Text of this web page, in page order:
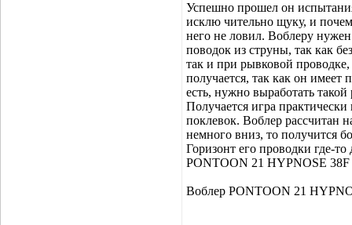
Успешно прошел он
исклю чительно щуку, и
него не ловил. Воблеру
поводок из струны, так как
так и при рывковой
получается, так как он
есть, нужно выработать
Получается игра
поклевок. Воблер рассчитан
немного вниз, то получится
Горизонт его проводки где-то
PONTOON 21 HYPNOSE
Воблер PONTOON 21